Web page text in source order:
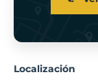
Localización